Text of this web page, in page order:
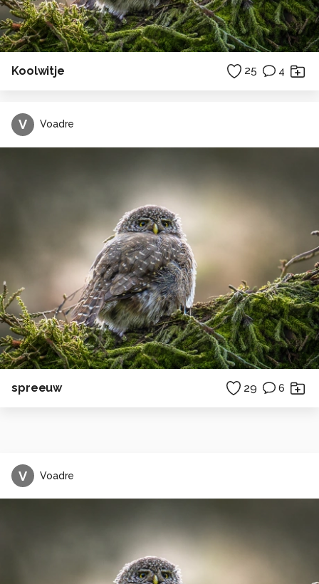
Koolwitje 25 4
V Voadre
spreeuw 29 6
V Voadre